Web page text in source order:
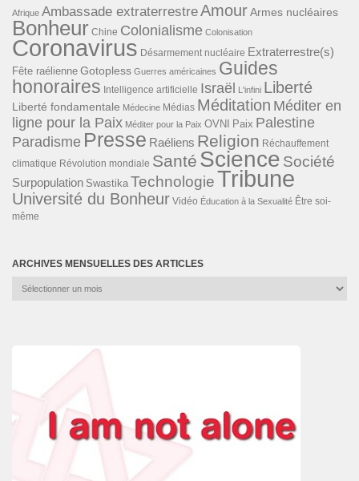
Afrique Ambassade extraterrestreAmourArmes nucléaires
Bonheur Chine Colonialisme Colonisation
Coronavirus Désarmement nucléaire Extraterrestre(s)
Fête raélienne Gotopless Guerres américaines Guides
honoraires Intelligence artificielle Israël L'infini Liberté
Liberté fondamentale Médecine Médias Méditation Méditer en
ligne pour la Paix Méditer pour la Paix OVNI Paix Palestine
Paradisme Presse Raéliens Religion Réchauffement
climatique Révolution mondiale Santé Science Société
Surpopulation Swastika TechnologieTribune
Université du Bonheur Vidéo Éducation à la Sexualité Être soi-
même
ARCHIVES MENSUELLES DES ARTICLES
Archives